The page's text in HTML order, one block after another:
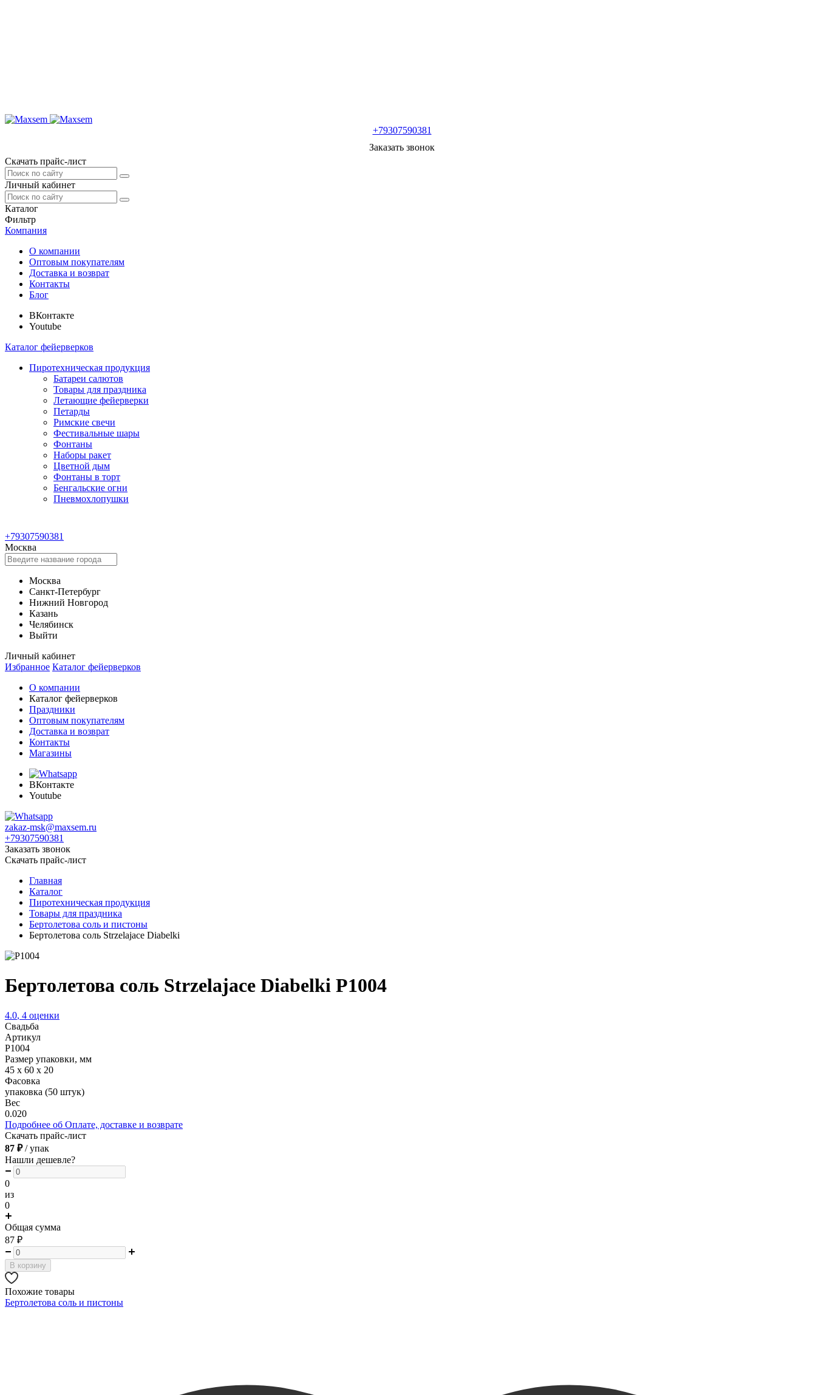
+79307590381
Заказать звонок
Скачать прайс-лист
Личный кабинет
Каталог
Фильтр
Компания
О компании
Оптовым покупателям
Доставка и возврат
Контакты
Блог
ВКонтакте
Youtube
Каталог фейерверков
Пиротехническая продукция
Батареи салютов
Товары для праздника
Летающие фейерверки
Петарды
Римские свечи
Фестивальные шары
Фонтаны
Наборы ракет
Цветной дым
Фонтаны в торт
Бенгальские огни
Пневмохлопушки
+79307590381
Москва
Москва
Санкт-Петербург
Нижний Новгород
Казань
Челябинск
Выйти
Личный кабинет
Избранное Каталог фейерверков
О компании
Каталог фейерверков
Праздники
Оптовым покупателям
Доставка и возврат
Контакты
Магазины
ВКонтакте
Youtube
zakaz-msk@maxsem.ru
+79307590381
Заказать звонок
Скачать прайс-лист
Главная
Каталог
Пиротехническая продукция
Товары для праздника
Бертолетова соль и пистоны
Бертолетова соль Strzelajace Diabelki
Бертолетова соль Strzelajace Diabelki P1004
4.0, 4 оценки
Свадьба
Артикул
P1004
Размер упаковки, мм
45 х 60 х 20
Фасовка
упаковка (50 штук)
Вес
0.020
Подробнее об Оплате, доставке и возврате
Скачать прайс-лист
87 ₽ / упак
Нашли дешевле?
0
из
0
Общая сумма
87 ₽
В корзину
Похожие товары
Бертолетова соль и пистоны